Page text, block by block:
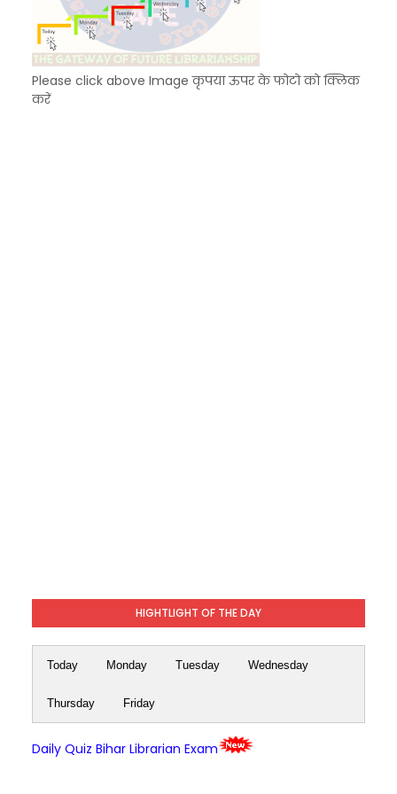
Please click above Image कृपया ऊपर के फोटो को क्लिक
करें
HIGHTLIGHT OF THE DAY
Today Monday Tuesday Wednesday
Thursday Friday
Daily Quiz Bihar Librarian Exam